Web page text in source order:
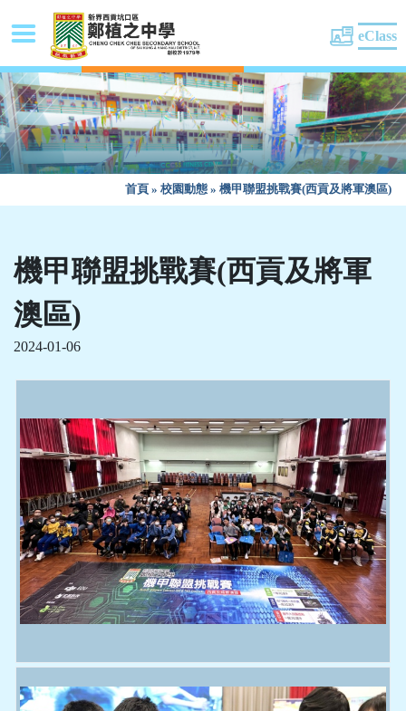
eClass
首頁 » 校園動態 » 機甲聯盟挑戰賽(西貢及將軍澳區)
機甲聯盟挑戰賽(西貢及將軍
澳區)
2024-01-06